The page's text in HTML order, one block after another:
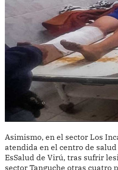
Asimismo, en el sector Los
atendida en el centro de
EsSalud de Virú, tras sufrir
sector Tanguche otras cuatro